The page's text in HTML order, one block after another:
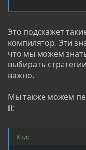
Это подскажет
компилятор. Эти
что мы можем
выбирать
важно.
Мы также можем
ii:
Код: